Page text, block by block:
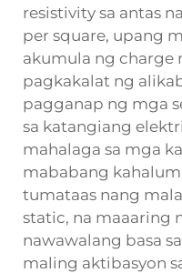
resistivity sa antas
per square, upang
akumula ng charge
pagkakalat ng
pagganap ng mga
sa katangiang
mahalaga sa mga
mababang
tumataas nang
static, na maaaring
nawawalang basa
maling aktibasyon